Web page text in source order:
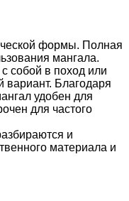
формы. Полная
мангала.
собой в поход или
вариант. Благодаря
удобен для
для частого
и
материала и